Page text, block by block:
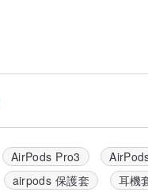
AirPods Pro3
airpods 保護套 耳機